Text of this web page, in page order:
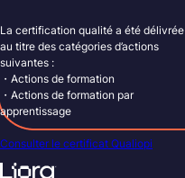
La certification qualité a été délivrée
au titre des catégories d’actions
suivantes :
・Actions de formation
・Actions de formation par
apprentissage
Consulter le certificat Qualiopi